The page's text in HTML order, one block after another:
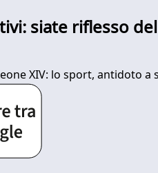
siate riflesso
XIV: lo sport, antidoto